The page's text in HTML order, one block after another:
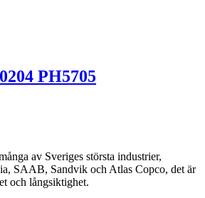
PH5705
av Sveriges största industrier,
SAAB, Sandvik och Atlas Copco, det är
och långsiktighet.